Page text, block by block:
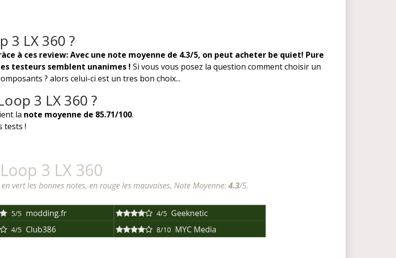
3 LX 360 ?
à ces review: Avec une note moyenne de 4.3/5, on peut acheter be quiet! Pure
testeurs semblent unanimes ! Si vous vous posez la question comment choisir un
? alors celui-ci est un tres bon choix...
3 LX 360 ?
la note moyenne de 85.71/100.
tests !